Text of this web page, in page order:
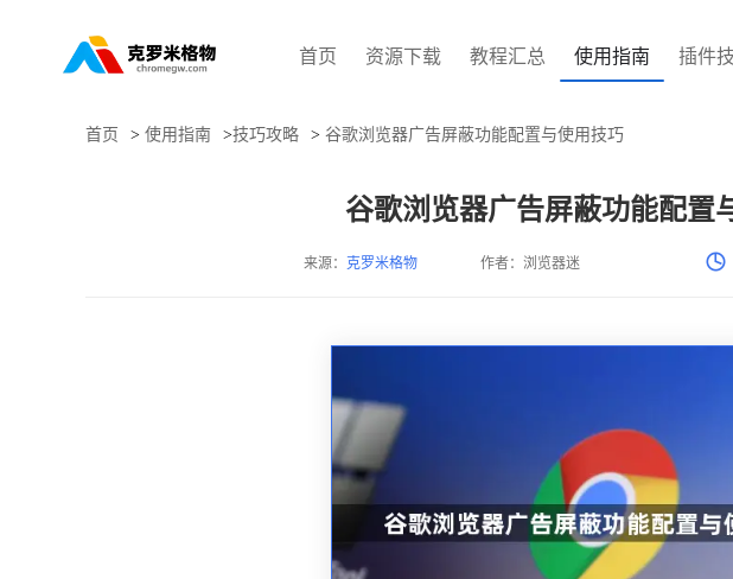
首页 资源下载 教程汇总 使用指南 插件
首页 > 使用指南 >技巧攻略 > 谷歌浏览器广告屏蔽功能配置与使用技巧
谷歌浏览器广告屏蔽功能配置
来源： 克罗米格物 作者：浏览器迷